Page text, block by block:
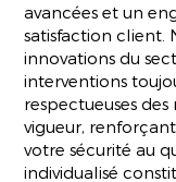
avancées et un
satisfaction client.
innovations du
interventions
respectueuses
vigueur,
votre sécurité au
individualisé